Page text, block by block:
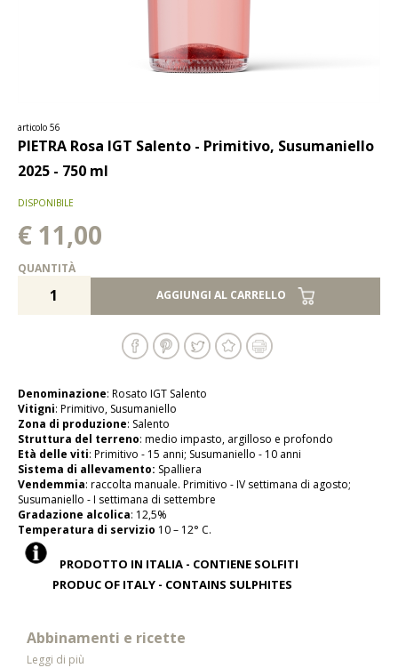
articolo 56
PIETRA Rosa IGT Salento - Primitivo, Susumaniello
2025 - 750 ml
DISPONIBILE
€ 11,00
QUANTITÀ
AGGIUNGI AL CARRELLO
Denominazione: Rosato IGT Salento
Vitigni: Primitivo, Susumaniello
Zona di produzione: Salento
Struttura del terreno: medio impasto, argilloso e profondo
Età delle viti: Primitivo - 15 anni; Susumaniello - 10 anni
Sistema di allevamento: Spalliera
Vendemmia: raccolta manuale. Primitivo - IV settimana di agosto;
Susumaniello - I settimana di settembre
Gradazione alcolica: 12,5%
Temperatura di servizio 10 – 12° C.
PRODOTTO IN ITALIA - CONTIENE SOLFITI
PRODUC OF ITALY - CONTAINS SULPHITES
Abbinamenti e ricette
Leggi di più